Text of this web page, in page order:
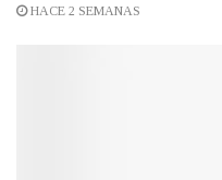
HACE 2 SEMANAS